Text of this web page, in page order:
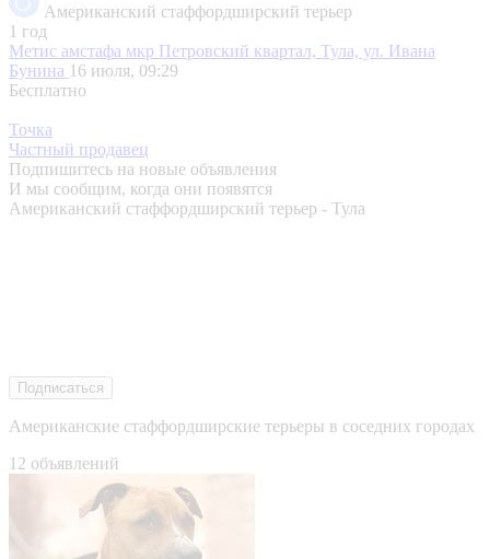
Американский стаффордширский терьер
1 год
Метис амстафа мкр Петровский квартал, Тула, ул. Ивана
Бунина 16 июля, 09:29
Бесплатно
Точка
Частный продавец
Подпишитесь на новые объявления
И мы сообщим, когда они появятся
Американский стаффордширский терьер - Тула
Подписаться
Американские стаффордширские терьеры в соседних городах
12 объявлений